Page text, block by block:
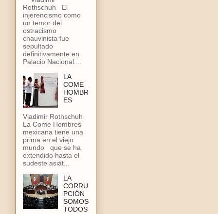
Rothschuh El
injerencismo como
un temor del
ostracismo
chauvinista fue
sepultado
definitivamente en
Palacio Nacional....
LA
COME
HOMBR
ES
Vladimir Rothschuh
La Come Hombres
mexicana tiene una
prima en el viejo
mundo que se ha
extendido hasta el
sudeste asiát...
LA
CORRU
PCIÓN
SOMOS
TODOS